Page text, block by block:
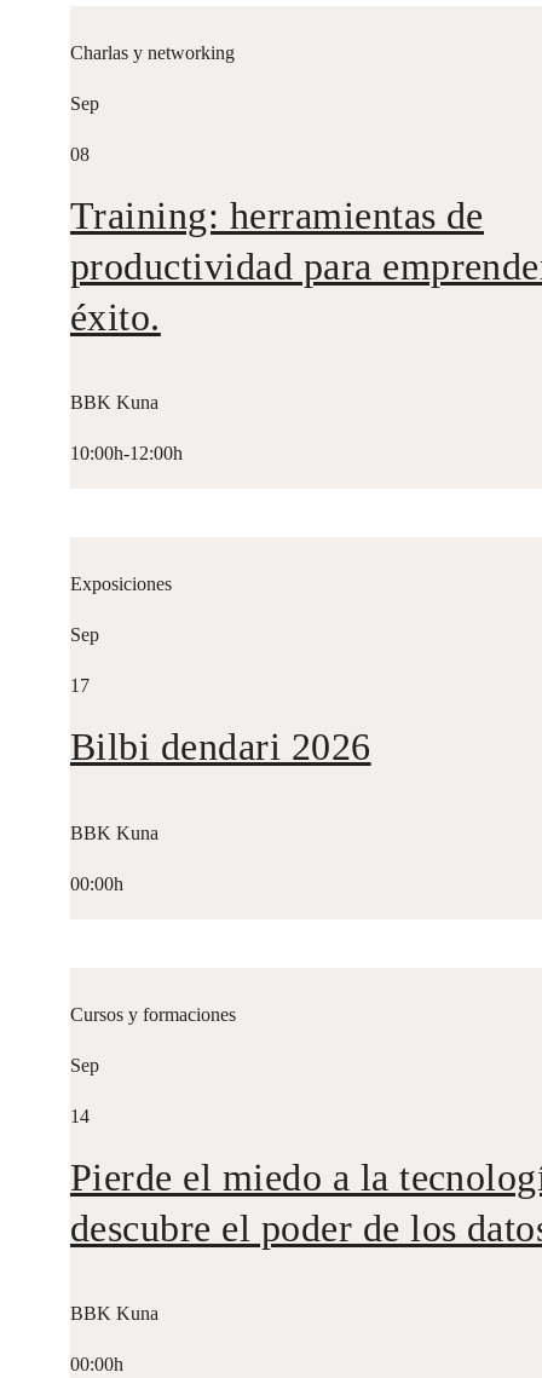
Charlas y networking
Sep
08
Training: herramientas de
productividad para
éxito.
BBK Kuna
10:00h-12:00h
Exposiciones
Sep
17
Bilbi dendari 2026
BBK Kuna
00:00h
Cursos y formaciones
Sep
14
Pierde el miedo a la
descubre el poder de los
BBK Kuna
00:00h